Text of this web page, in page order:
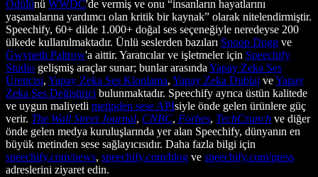
Ödülünü WWDC'de vermiş ve onu “insanların hayatlarını
yaşamalarına yardımcı olan kritik bir kaynak” olarak nitelendirmiştir.
Speechify, 60+ dilde 1.000+ doğal ses seçeneğiyle neredeyse 200
ülkede kullanılmaktadır. Ünlü seslerden bazıları Snoop Dogg ve
Gwyneth Paltrow'a aittir. Yaratıcılar ve işletmeler için Speechify
Studio gelişmiş araçlar sunar; bunlar arasında Yapay Zeka Ses
Üreticisi, Yapay Zeka Ses Klonlama, Yapay Zeka Dublaj veYapay
Zeka Ses Değiştirici bulunmaktadır. Speechify ayrıca üstün kalitede
ve uygun maliyetli metinden sese APIsiyle önde gelen ürünlere güç
verir. The Wall Street Journal, CNBC, Forbes, TechCrunch ve diğer
önde gelen medya kuruluşlarında yer alan Speechify, dünyanın en
büyük metinden sese sağlayıcısıdır. Daha fazla bilgi için
speechify.com/news, speechify.com/blog ve speechify.com/press
adreslerini ziyaret edin.